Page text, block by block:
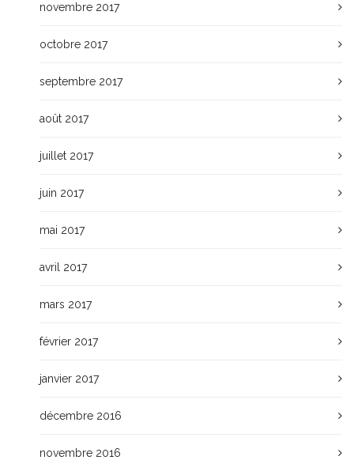
novembre 2017
octobre 2017
septembre 2017
août 2017
juillet 2017
juin 2017
mai 2017
avril 2017
mars 2017
février 2017
janvier 2017
décembre 2016
novembre 2016